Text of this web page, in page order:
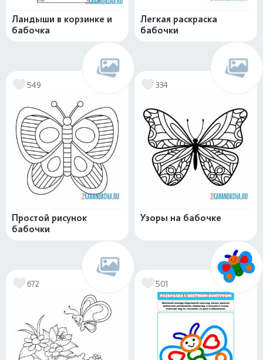
Ландыши в корзинке и
бабочка
Легкая раскраска
бабочки
549
Простой рисунок
бабочки
334
Узоры на бабочке
672 501